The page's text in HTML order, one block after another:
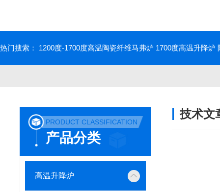
热门搜索： 1200度-1700度高温陶瓷纤维马弗炉 1700度高温升降炉
PRODUCT CLASSIFICATION
产品分类
高温升降炉
技术文